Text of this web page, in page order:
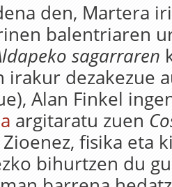
den, Martera
balentriaren
sagarraren
irakur dezakezue
Alan Finkel
argitaratu zuen
fisika eta
bihurtzen du